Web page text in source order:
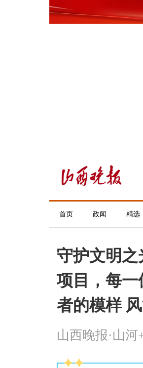
首页 政闻 精选
守护文明
项目，每
者的模样
山西晚报·山河